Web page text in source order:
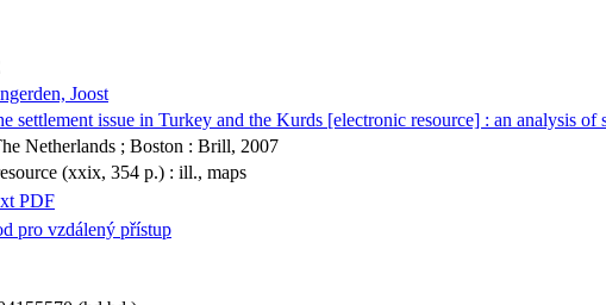
Joost
settlement issue in Turkey and the Kurds [electronic resource] : an analysis
Netherlands ; Boston : Brill, 2007
(xxix, 354 p.) : ill., maps
PDF
pro vzdálený přístup